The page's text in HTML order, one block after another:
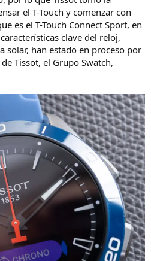
el T-Touch y comenzar con
es el T-Touch Connect Sport, en
clave del reloj,
solar, han estado en proceso por
Tissot, el Grupo Swatch,